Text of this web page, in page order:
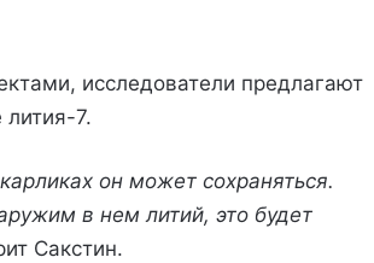
исследователи предлагают
7.
он может сохраняться.
в нем литий, это будет
Сакстин.